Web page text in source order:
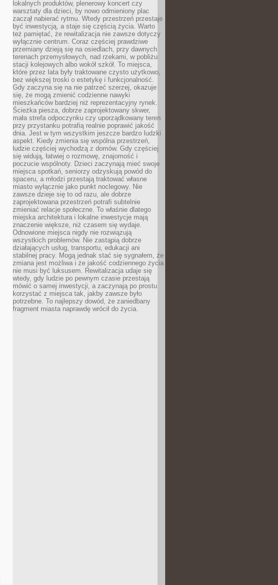
lokalnych produktów, plenerowy koncert czy
warsztaty dla dzieci, by nowo odmieniony plac
zaczął nabierać rytmu. Wtedy przestrzeń przestaje
być inwestycją, a staje się częścią życia. Warto
też pamiętać, że rewitalizacja nie zawsze dotyczy
wyłącznie centrum. Coraz częściej prawdziwe
przemiany dzieją się na osiedlach, przy dawnych
terenach przemysłowych, nad rzekami, w pobliżu
stacji kolejowych albo wokół szkół. To miejsca,
które przez lata były traktowane czysto użytkowo,
bez większej troski o estetykę i funkcjonalność.
Gdy zaczyna się na nie patrzeć szerzej, okazuje
się, że mogą zmienić codzienne nawyki
mieszkańców bardziej niż reprezentacyjny rynek.
Ścieżka piesza, dobrze zaprojektowany skwer,
mała strefa odpoczynku czy uporządkowany teren
przy przystanku potrafią realnie poprawić jakość
dnia. Jest w tym wszystkim jeszcze bardzo ludzki
aspekt. Kiedy zmienia się wspólna przestrzeń,
ludzie częściej wychodzą z domów. Gdy częściej
się widują, łatwiej o rozmowę, znajomość i
poczucie wspólnoty. Dzieci zaczynają mieć swoje
miejsca spotkań, seniorzy odzyskują powód do
spaceru, a młodzi przestają traktować własne
miasto wyłącznie jako punkt noclegowy. Nie
zawsze dzieje się to od razu, ale dobrze
zaprojektowana przestrzeń potrafi subtelnie
zmieniać relacje społeczne. To właśnie dlatego
miejska architektura i lokalne inwestycje mają
znaczenie większe, niż czasem się wydaje.
Odnowione miejsca nigdy nie rozwiązują
wszystkich problemów. Nie zastąpią dobrze
działających usług, transportu, edukacji ani
stabilnej pracy. Mogą jednak stać się sygnałem, że
zmiana jest możliwa i że jakość codziennego życia
nie musi być luksusem. Rewitalizacja udaje się
wtedy, gdy ludzie po pewnym czasie przestają
mówić o samej inwestycji, a zaczynają po prostu
korzystać z miejsca tak, jakby zawsze było
potrzebne. To najlepszy dowód, że zaniedbany
fragment miasta naprawdę wrócił do życia.